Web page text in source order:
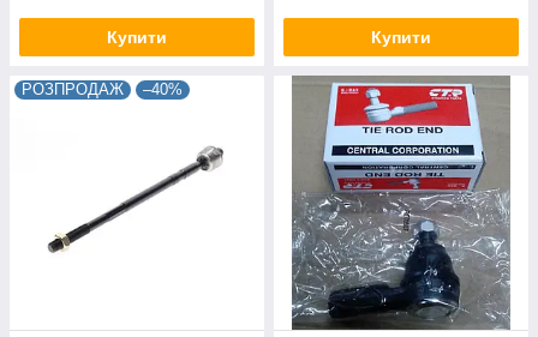
Купити Купити
РОЗПРОДАЖ –40%